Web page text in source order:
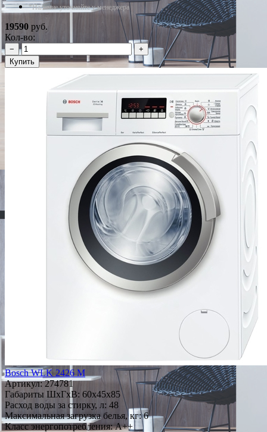
*Наличие уточняйте у менеджера
19590 руб.
Кол-во:
−
+
Купить
Bosch WLK 2426 M
Артикул:274781
Габариты ШxГxВ: 60x45x85
Расход воды за стирку, л: 48
Максимальная загрузка белья, кг: 6
Класс энергопотребления: A++